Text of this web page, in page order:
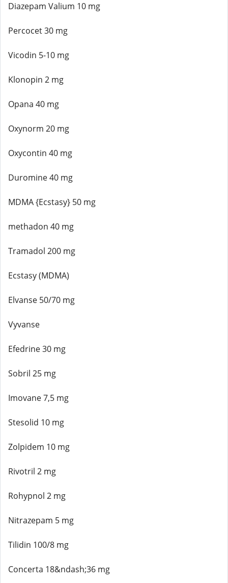
Diazepam Valium 10 mg
Percocet 30 mg
Vicodin 5-10 mg
Klonopin 2 mg
Opana 40 mg
Oxynorm 20 mg
Oxycontin 40 mg
Duromine 40 mg
MDMA {Ecstasy} 50 mg
methadon 40 mg
Tramadol 200 mg
Ecstasy (MDMA)
Elvanse 50/70 mg
Vyvanse
Efedrine 30 mg
Sobril 25 mg
Imovane 7,5 mg
Stesolid 10 mg
Zolpidem 10 mg
Rivotril 2 mg
Rohypnol 2 mg
Nitrazepam 5 mg
Tilidin 100/8 mg
Concerta 18&ndash;36 mg